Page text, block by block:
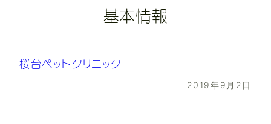
基本情報
桜台ペットクリニック
2019年9月2日